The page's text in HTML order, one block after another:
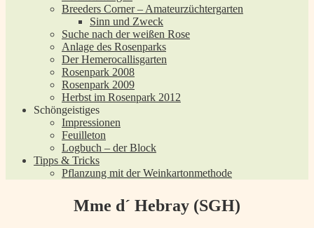
Breeders Corner – Amateurzüchtergarten
Sinn und Zweck
Suche nach der weißen Rose
Anlage des Rosenparks
Der Hemerocallisgarten
Rosenpark 2008
Rosenpark 2009
Herbst im Rosenpark 2012
Schöngeistiges
Impressionen
Feuilleton
Logbuch – der Block
Tipps & Tricks
Pflanzung mit der Weinkartonmethode
Mme d´ Hebray (SGH)